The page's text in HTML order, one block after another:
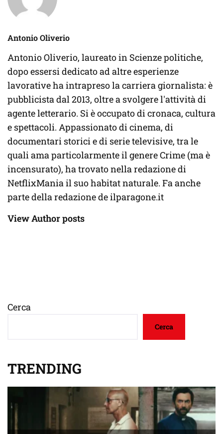
Antonio Oliverio
Antonio Oliverio, laureato in Scienze politiche,
dopo essersi dedicato ad altre esperienze
lavorative ha intrapreso la carriera giornalista: è
pubblicista dal 2013, oltre a svolgere l'attività di
agente letterario. Si è occupato di cronaca, cultura
e spettacoli. Appassionato di cinema, di
documentari storici e di serie televisive, tra le
quali ama particolarmente il genere Crime (ma è
incensurato), ha trovato nella redazione di
NetflixMania il suo habitat naturale. Fa anche
parte della redazione de ilparagone.it
View Author posts
Cerca
Cerca
TRENDING